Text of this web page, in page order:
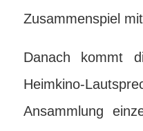
Zusammenspiel
Danach kommt
Heimkino-
Ansammlung